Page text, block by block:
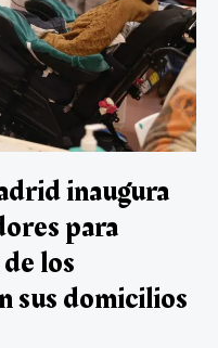
inaugura
para
los
sus domicilios